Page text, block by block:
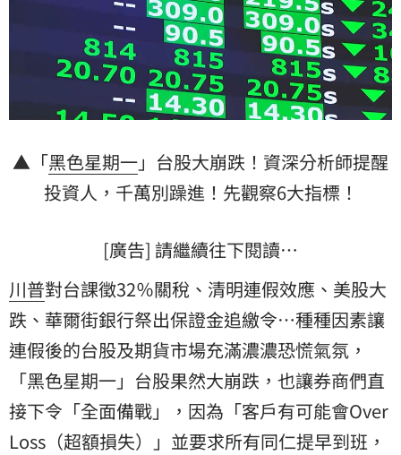
▲「黑色星期一」台股大崩跌！資深分析師提醒
投資人，千萬別躁進！先觀察6大指標！
[廣告] 請繼續往下閱讀…
川普對台課徵32％關稅、清明連假效應、美股大
跌、華爾街銀行祭出保證金追繳令…種種因素讓
連假後的台股及期貨市場充滿濃濃恐慌氣氛，
「黑色星期一」台股果然大崩跌，也讓券商們直
接下令「全面備戰」，因為「客戶有可能會Over
Loss（超額損失）」並要求所有同仁提早到班，